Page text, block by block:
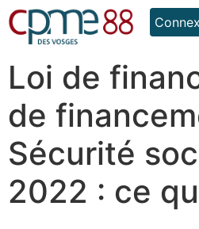
Loi de
de
Sécurité
2022 : ce